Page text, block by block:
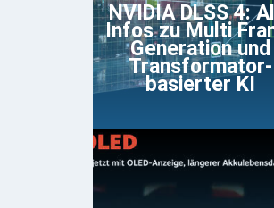
NVIDIA DLSS 4:
Infos zu Multi
Generation und
Transformator-
basierter KI